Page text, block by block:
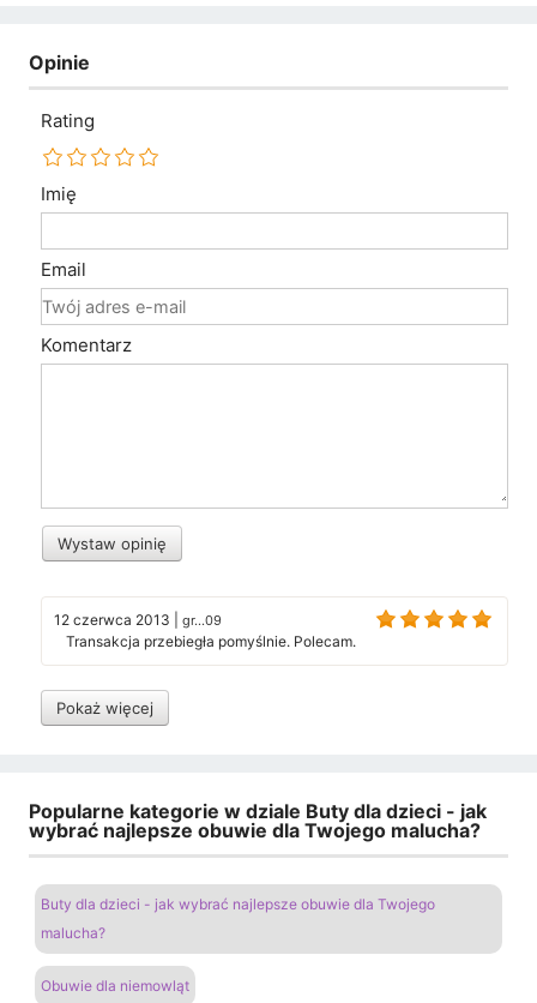
Opinie
Rating
Imię
Email
Komentarz
Wystaw opinię
12 czerwca 2013 gr...09
Transakcja przebiegła pomyślnie. Polecam.
Pokaż więcej
Popularne kategorie w dziale Buty dla dzieci - jak
wybrać najlepsze obuwie dla Twojego malucha?
Buty dla dzieci - jak wybrać najlepsze obuwie dla Twojego
malucha?
Obuwie dla niemowląt